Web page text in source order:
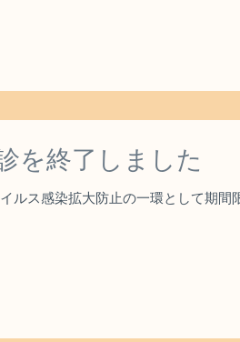
を終了しました
ルス感染拡大防止の一環として期間